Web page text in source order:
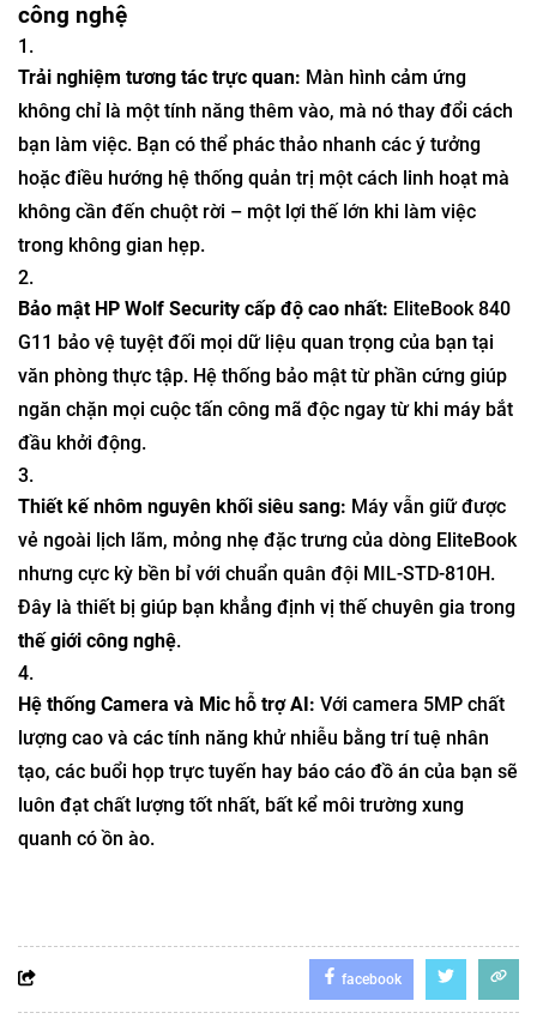
công nghệ
Trải nghiệm tương tác trực quan: Màn hình cảm ứng
không chỉ là một tính năng thêm vào, mà nó thay đổi cách
bạn làm việc. Bạn có thể phác thảo nhanh các ý tưởng
hoặc điều hướng hệ thống quản trị một cách linh hoạt mà
không cần đến chuột rời – một lợi thế lớn khi làm việc
trong không gian hẹp.
Bảo mật HP Wolf Security cấp độ cao nhất: EliteBook 840
G11 bảo vệ tuyệt đối mọi dữ liệu quan trọng của bạn tại
văn phòng thực tập. Hệ thống bảo mật từ phần cứng giúp
ngăn chặn mọi cuộc tấn công mã độc ngay từ khi máy bắt
đầu khởi động.
Thiết kế nhôm nguyên khối siêu sang: Máy vẫn giữ được
vẻ ngoài lịch lãm, mỏng nhẹ đặc trưng của dòng EliteBook
nhưng cực kỳ bền bỉ với chuẩn quân đội MIL-STD-810H.
Đây là thiết bị giúp bạn khẳng định vị thế chuyên gia trong
thế giới công nghệ.
Hệ thống Camera và Mic hỗ trợ AI: Với camera 5MP chất
lượng cao và các tính năng khử nhiễu bằng trí tuệ nhân
tạo, các buổi họp trực tuyến hay báo cáo đồ án của bạn sẽ
luôn đạt chất lượng tốt nhất, bất kể môi trường xung
quanh có ồn ào.
facebook